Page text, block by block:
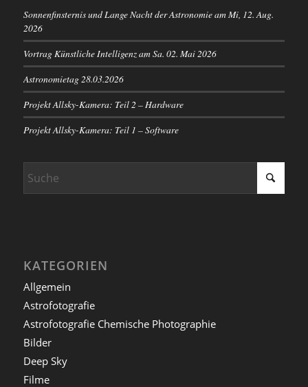
Sonnenfinsternis und Lange Nacht der Astronomie am Mi, 12. Aug.
2026
Vortrag Künstliche Intelligenz am Sa. 02. Mai 2026
Astronomietag 28.03.2026
Projekt Allsky-Kamera: Teil 2 – Hardware
Projekt Allsky-Kamera: Teil 1 – Software
KATEGORIEN
Allgemein
Astrofotografie
Astrofotografie Chemische Photographie
Bilder
Deep Sky
Filme